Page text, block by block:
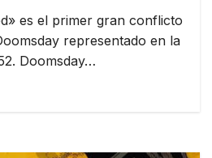
es el primer gran conflicto
representado en la
Doomsday…